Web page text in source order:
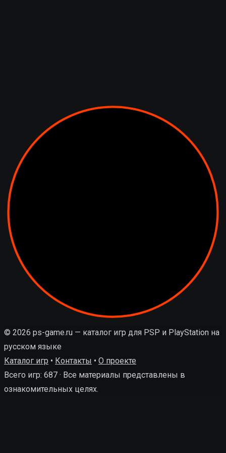
© 2026 ps-game.ru — каталог игр для PSP и PlayStation на
русском языке
Каталог игр • Контакты • О проекте
Всего игр: 687 · Все материалы представлены в
ознакомительных целях.